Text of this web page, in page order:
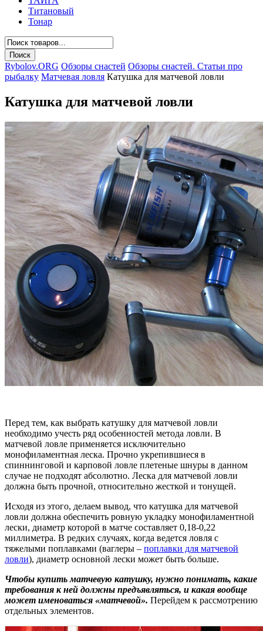
Титановый
Тонар
Rybolov.ORG Обзоры снастей Обзоры снастей. Статьи про
рыбалку Матчевая ловля Катушка для матчевой ловли
Катушка для матчевой ловли
Перед тем, как выбрать катушку для матчевой ловли
необходимо учесть ряд особенностей метода ловли. В
матчевой ловле применяется исключительно
монофиламентная леска. Прочно укрепившиеся в
спиннинговой и карповой ловле плетеные шнуры в данном
случае не подходят абсолютно. Леска для матчевой ловли
должна быть прочной, относительно жесткой и тонущей.
Исходя из этого, делаем вывод, что катушка для матчевой
ловли должна обеспечить ровную укладку монофиламентной
лески, диаметр которой в матче составляет 0,18-0,22
миллиметра. В редких случаях, когда ведется ловля с
тяжелыми поплавками (ваглеры – поплавки для матчевой
ловли), диаметр основной лески может быть больше.
Чтобы купить матчевую катушку, нужно понимать, какие
требования к ней должны предъявляться, и какая вообще
может именоваться «матчевой». Перейдем к рассмотрению
отдельных элементов.